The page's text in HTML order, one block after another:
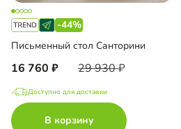
-44%
Письменный стол Санторини
16 760 29 930
Доступно для доставки
В корзину